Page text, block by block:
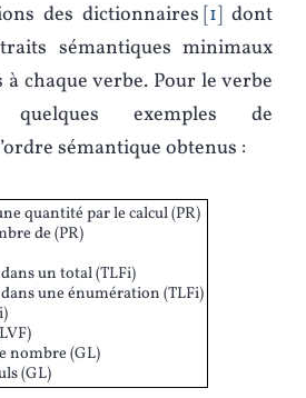
des dictionnaires 1 dont
sémantiques minimaux
chaque verbe. Pour le verbe
exemples de
sémantique obtenus :
quantité par le calcul (PR)
de (PR)
un total (TLFi)
une énumération (TLFi)
nombre (GL)
(GL)